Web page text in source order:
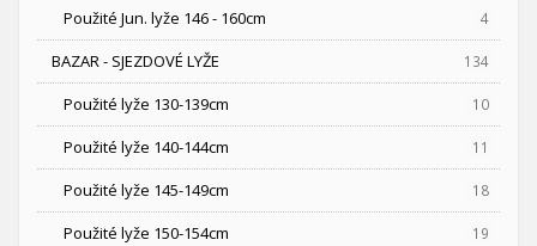
Použité Jun. lyže 146 - 160cm 4
BAZAR - SJEZDOVÉ LYŽE 134
Použité lyže 130-139cm 10
Použité lyže 140-144cm 11
Použité lyže 145-149cm 18
Použité lyže 150-154cm 19